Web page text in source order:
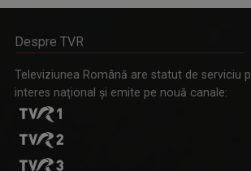
Despre TVR
Televiziunea Română are statut de serviciu
interes naţional şi emite pe nouă canale: